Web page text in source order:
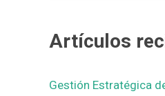
Artículos
Gestión Estratégica